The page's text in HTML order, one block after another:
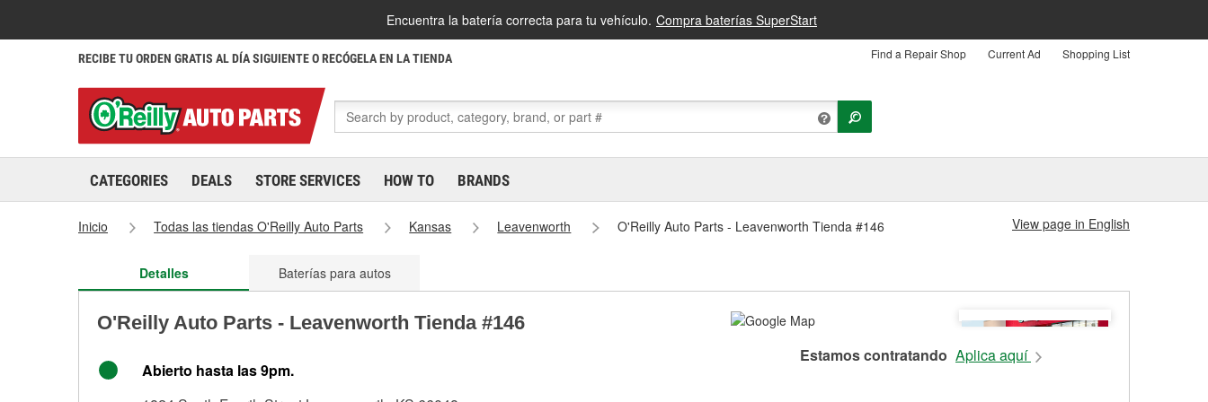
Encuentra la batería correcta para tu vehículo. Compra baterías SuperStart
RECIBE TU ORDEN GRATIS AL DÍA SIGUIENTE O RECÓGELA EN LA TIENDA Find a Repair Shop Current Ad Shopping List
CATEGORIES DEALS STORE SERVICES HOW TO BRANDS
Inicio Todas las tiendas O'Reilly Auto Parts Kansas Leavenworth O'Reilly Auto Parts - Leavenworth Tienda #146 View page in English
Detalles Baterías para autos
O'Reilly Auto Parts - Leavenworth Tienda #146
Abierto hasta las 9pm.
Estamos contratando Aplica aquí